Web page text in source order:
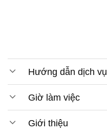
Hướng dẫn dịch vụ
Giờ làm việc
Giới thiệu